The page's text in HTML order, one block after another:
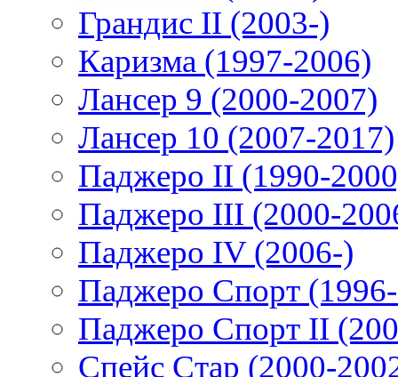
Грандис II (2003-)
Каризма (1997-2006)
Лансер 9 (2000-2007)
Лансер 10 (2007-2017)
Паджеро II (1990-
Паджеро III (2000-
Паджеро IV (2006-)
Паджеро Спорт
Паджеро Спорт II
Спейс Стар (2000-